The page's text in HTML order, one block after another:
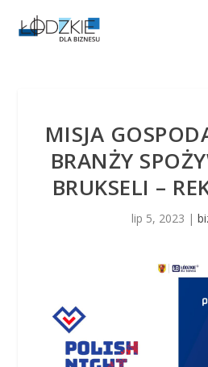
MISJA
BRANŻY
BRUKSELI –
lip 5, 2023 |